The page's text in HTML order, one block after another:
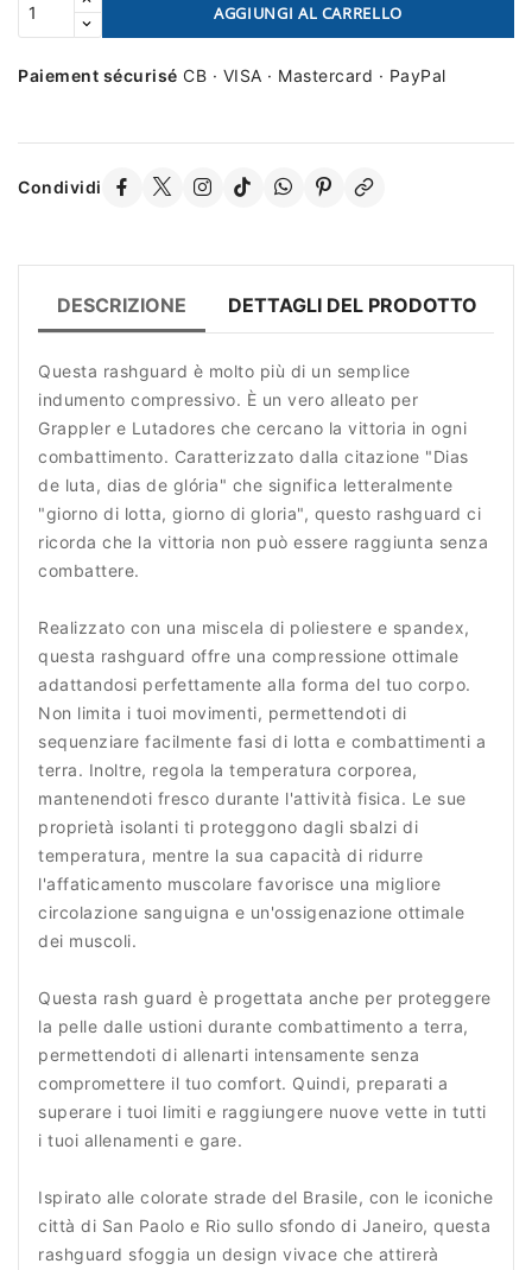
AGGIUNGI AL CARRELLO
Paiement sécurisé CB · VISA · Mastercard · PayPal
Condividi
DESCRIZIONE DETTAGLI DEL PRODOTTO
Questa rashguard è molto più di un semplice
indumento compressivo. È un vero alleato per
Grappler e Lutadores che cercano la vittoria in ogni
combattimento. Caratterizzato dalla citazione "Dias
de luta, dias de glória" che significa letteralmente
"giorno di lotta, giorno di gloria", questo rashguard ci
ricorda che la vittoria non può essere raggiunta senza
combattere.
Realizzato con una miscela di poliestere e spandex,
questa rashguard offre una compressione ottimale
adattandosi perfettamente alla forma del tuo corpo.
Non limita i tuoi movimenti, permettendoti di
sequenziare facilmente fasi di lotta e combattimenti a
terra. Inoltre, regola la temperatura corporea,
mantenendoti fresco durante l'attività fisica. Le sue
proprietà isolanti ti proteggono dagli sbalzi di
temperatura, mentre la sua capacità di ridurre
l'affaticamento muscolare favorisce una migliore
circolazione sanguigna e un'ossigenazione ottimale
dei muscoli.
Questa rash guard è progettata anche per proteggere
la pelle dalle ustioni durante combattimento a terra,
permettendoti di allenarti intensamente senza
compromettere il tuo comfort. Quindi, preparati a
superare i tuoi limiti e raggiungere nuove vette in tutti
i tuoi allenamenti e gare.
Ispirato alle colorate strade del Brasile, con le iconiche
città di San Paolo e Rio sullo sfondo di Janeiro, questa
rashguard sfoggia un design vivace che attirerà